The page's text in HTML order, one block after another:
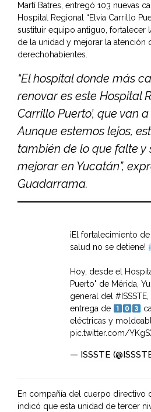
Martí Batres, entregó 103 nuevas
Hospital Regional “Elvia Carrillo
sustituir equipo antiguo, fortalecer
de la unidad y mejorar la atención
derechohabientes.
“El hospital donde más
renovar es este Hospital
Carrillo Puerto’, que van
Aunque estemos lejos,
también de lo que falte y
mejorar en Yucatán”,
Guadarrama.
¡El fortalecimiento
salud no se detiene!
Hoy, desde el
Puerto" de Mérida,
general del #ISSSTE,
entrega de
eléctricas y
pic.twitter.com/
— ISSSTE
En compañía del cuerpo directivo
indicó que esta unidad de tercer